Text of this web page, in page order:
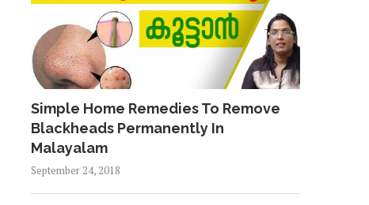
Simple Home Remedies To Remove
Blackheads Permanently In
Malayalam
September 24, 2018